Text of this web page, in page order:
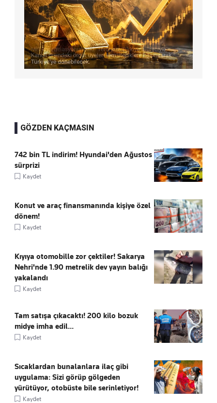
GÖZDEN KAÇMASIN
742 bin TL indirim! Hyundai'den Ağustos
sürprizi
Kaydet
Konut ve araç finansmanında kişiye özel
dönem!
Kaydet
Kıyıya otomobille zor çektiler! Sakarya
Nehri'nde 1.90 metrelik dev yayın balığı
yakalandı
Kaydet
Tam satışa çıkacaktı! 200 kilo bozuk
midye imha edil...
Kaydet
Sıcaklardan bunalanlara ilaç gibi
uygulama: Sizi görüp gölgeden
yürütüyor, otobüste bile serinletiyor!
Kaydet